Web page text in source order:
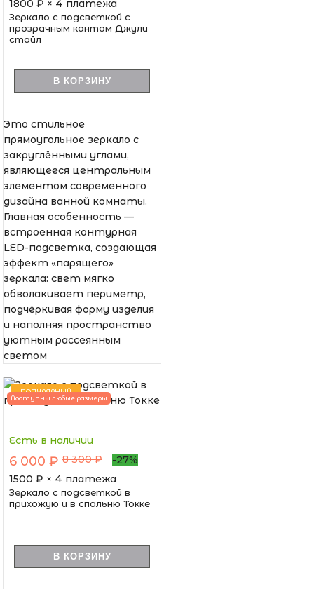
1800 ₽ × 4 платежа
Зеркало с подсветкой с
прозрачным кантом Джули
стайл
В КОРЗИНУ
Это стильное
прямоугольное зеркало с
закруглёнными углами,
являющееся центральным
элементом современного
дизайна ванной комнаты.
Главная особенность —
встроенная контурная
LED-подсветка, создающая
эффект «парящего»
зеркала: свет мягко
обволакивает периметр,
подчёркивая форму изделия
и наполняя пространство
уютным рассеянным
светом
ПОПУЛЯРНЫЙ
Доступны любые размеры
Есть в наличии
6 000 ₽ 8 300 ₽
-27%
1500 ₽ × 4 платежа
Зеркало с подсветкой в
прихожую и в спальню Токке
В КОРЗИНУ